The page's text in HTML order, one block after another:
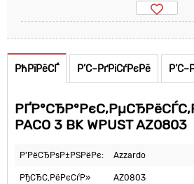
РћРїРёСЃ Р’С–РґРіСѓРєРё
PACO 3 BK WPUST AZ0803
Р’РёСЂРѕР±РЅРёРє: Azzardo
РђСЂС‚РёРєСѓР»
AZ0803